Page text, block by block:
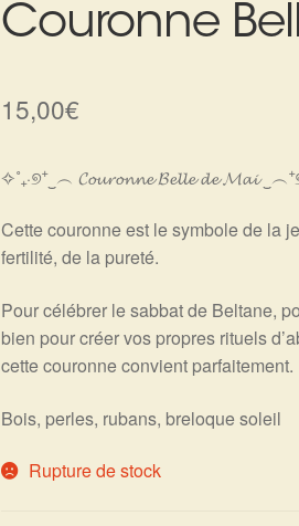
Couronne
15,00€
✧˚₊‧୭⁺‿︵ 𝓒𝓸𝓾𝓻𝓸𝓷𝓷𝓮 𝓑𝓮𝓵𝓵𝓮 𝓭𝓮 𝓜𝓪𝓲
Cette couronne est le symbole de la
fertilité, de la pureté.
Pour célébrer le sabbat de Beltane,
bien pour créer vos propres rituels
cette couronne convient parfaitement.
Bois, perles, rubans, breloque soleil
Rupture de stock